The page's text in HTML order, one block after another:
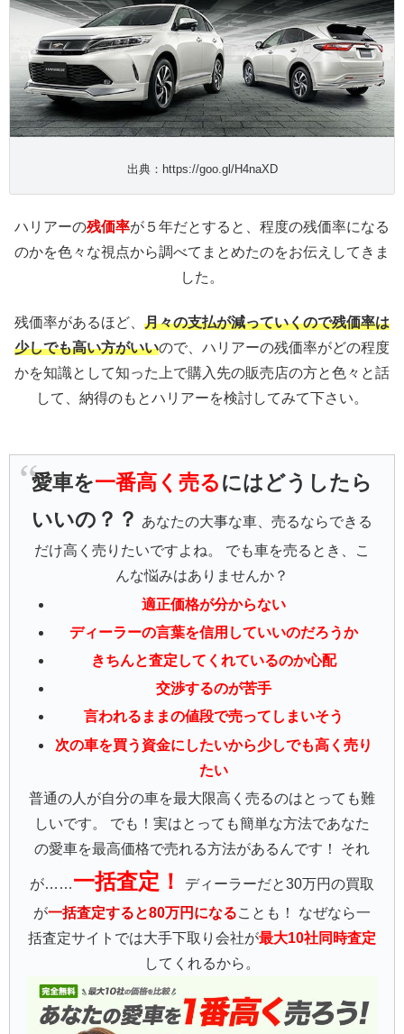
出典：https://goo.gl/H4naXD
ハリアーの残価率が５年だとすると、程度の残価率になる
のかを色々な視点から調べてまとめたのをお伝えしてきま
した。
残価率があるほど、 月々の支払が減っていくので残価率は
少しでも高い方がいいので、ハリアーの残価率がどの程度
かを知識として知った上で購入先の販売店の方と色々と話
して、納得のもとハリアーを検討してみて下さい。
愛車を一番高く売るにはどうしたら
いいの？？ あなたの大事な車、売るならできる
だけ高く売りたいですよね。 でも車を売るとき、こ
んな悩みはありませんか？
適正価格が分からない
ディーラーの言葉を信用していいのだろうか
きちんと査定してくれているのか心配
交渉するのが苦手
言われるままの値段で売ってしまいそう
次の車を買う資金にしたいから少しでも高く売り
たい
普通の人が自分の車を最大限高く売るのはとっても難
しいです。 でも！実はとっても簡単な方法であなた
の愛車を最高価格で売れる方法があるんです！ それ
が……一括査定！
ディーラーだと30万円の買取
が一括査定すると80万円になることも！ なぜなら一
括査定サイトでは大手下取り会社が最大10社同時査定
してくれるから。